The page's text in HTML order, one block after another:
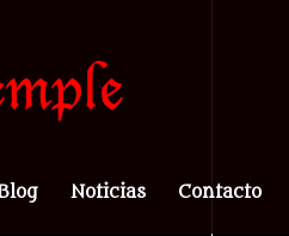
Noticias Contacto